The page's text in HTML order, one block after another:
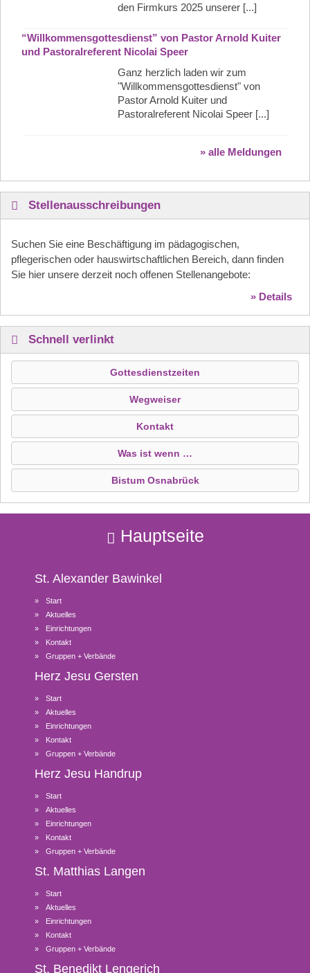
den Firmkurs 2025 unserer [...]
“Willkommensgottesdienst” von Pastor Arnold Kuiter
und Pastoralreferent Nicolai Speer
Ganz herzlich laden wir zum
"Willkommensgottesdienst" von
Pastor Arnold Kuiter und
Pastoralreferent Nicolai Speer [...]
» alle Meldungen
Stellenausschreibungen
Suchen Sie eine Beschäftigung im pädagogischen,
pflegerischen oder hauswirtschaftlichen Bereich, dann finden
Sie hier unsere derzeit noch offenen Stellenangebote:
» Details
Schnell verlinkt
Gottesdienstzeiten
Wegweiser
Kontakt
Was ist wenn …
Bistum Osnabrück
Hauptseite
St. Alexander Bawinkel
Start
Aktuelles
Einrichtungen
Kontakt
Gruppen + Verbände
Herz Jesu Gersten
Start
Aktuelles
Einrichtungen
Kontakt
Gruppen + Verbände
Herz Jesu Handrup
Start
Aktuelles
Einrichtungen
Kontakt
Gruppen + Verbände
St. Matthias Langen
Start
Aktuelles
Einrichtungen
Kontakt
Gruppen + Verbände
St. Benedikt Lengerich